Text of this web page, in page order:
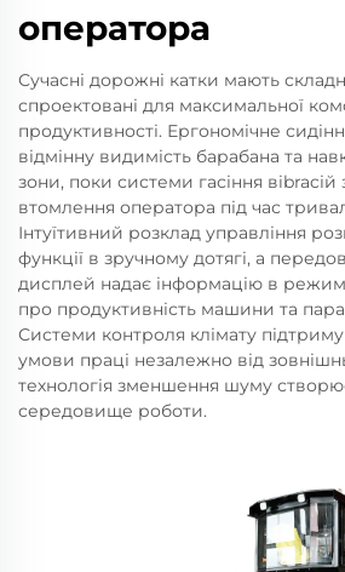
оператора
Сучасні дорожні катки мають
спроектовані для максимальної
продуктивності. Ергономічне
відмінну видимість барабана та
зони, поки системи гасіння
втомлення оператора під час
Інтуїтивний розклад управління
функції в зручному дотягі, а
дисплей надає інформацію в
про продуктивність машини та
Системи контроля клімату
умови праці незалежно від
технологія зменшення шуму
середовище роботи.